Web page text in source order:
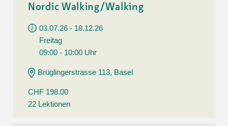
Nordic Walking/Walking
03.07.26 - 18.12.26
Freitag
09:00 - 10:00 Uhr
Brüglingerstrasse 113, Basel
CHF 198.00
22 Lektionen